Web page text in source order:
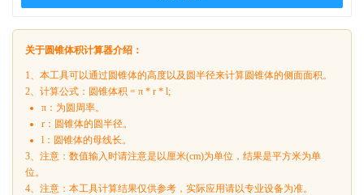
关于圆锥体积计算器介绍：
1、本工具可以通过圆锥体的高度以及圆半径来计算圆锥体的侧面面积。
2、计算公式：圆锥体积 = π * r * l;
π：为圆周率。
r：圆锥体的圆半径。
l：圆锥体的母线长。
3、注意：数值输入时请注意是以厘米(cm)为单位，结果是平方米为单
位。
4、注意：本工具计算结果仅供参考，实际应用请以专业设备为准。